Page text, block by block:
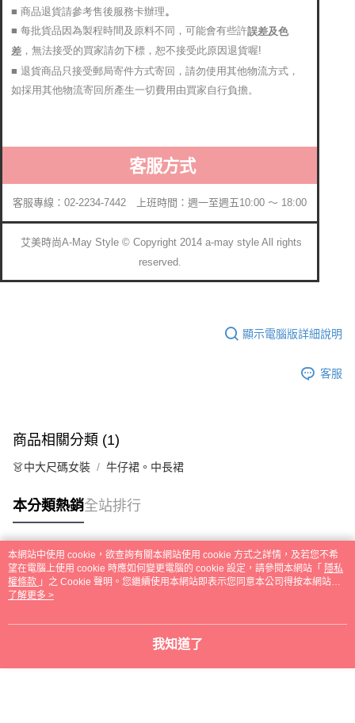
■ 商品退貨請參考售後服務卡辦理。
■ 每批貨品因為製程時間及原料不同，可能會有些許誤差及色
差 ，無法接受的買家請勿下標，恕不接受此原因退貨喔!
■ 退貨商品只接受郵局寄件方式寄回，請勿使用其他物流方式，
如採用其他物流寄回所產生一切費用由買家自行負擔。
客服方式
客服專線：02-2234-7442 上班時間：週一至週五10:00 ～ 18:00
艾美時尚A-May Style © Copyright 2014 a-may style All rights
reserved.
顯示電腦版詳細說明
客服
商品相關分類 (1)
👗中大尺碼女裝 牛仔裙。中長裙
本分類熱銷全站排行
熱門標籤
本網站中使用 cookie，欲查詢有關本網站使用 cookie 方式之詳情，及若您不希
望在電腦上使用 cookie 時應如何變更電腦的 cookie 設定，請參閱本網站「 隱私
權條款 」之 Cookie 聲明。您繼續使用本網站即表示您同意本公司得按本網站使
用條款之 Cookie 聲明使用 cookie。
了解更多 >
我知道了